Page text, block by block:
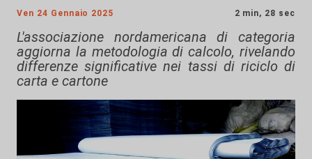
Ven 24 Gennaio 2025 2 min, 28 sec
L'associazione nordamericana di categoria
aggiorna la metodologia di calcolo, rivelando
differenze significative nei tassi di riciclo di
carta e cartone